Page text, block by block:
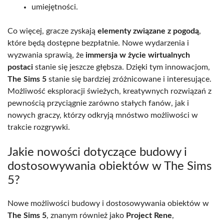
umiejętności.
Co więcej, gracze zyskają elementy związane z pogodą,
które będą dostępne bezpłatnie. Nowe wydarzenia i
wyzwania sprawią, że immersja w życie wirtualnych
postaci stanie się jeszcze głębsza. Dzięki tym innowacjom,
The Sims 5 stanie się bardziej zróżnicowane i interesujące.
Możliwość eksploracji świeżych, kreatywnych rozwiązań z
pewnością przyciągnie zarówno stałych fanów, jak i
nowych graczy, którzy odkryją mnóstwo możliwości w
trakcie rozgrywki.
Jakie nowości dotyczące budowy i
dostosowywania obiektów w The Sims
5?
Nowe możliwości budowy i dostosowywania obiektów w
The Sims 5, znanym również jako Project Rene,